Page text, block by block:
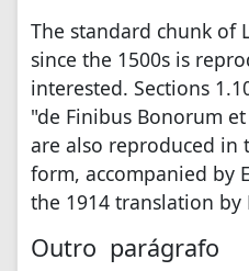
The standard chunk of
since the 1500s is
interested. Sections
"de Finibus Bonorum
are also reproduced in
form, accompanied by
the 1914 translation by
Outro parágrafo